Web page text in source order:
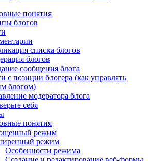
понятия
блогов
списка блогов
блогов
сообщения блога
с позиции блогера (как управлять
блогом)
модератора блога
себя
понятия
режим
режим
Особенности режима